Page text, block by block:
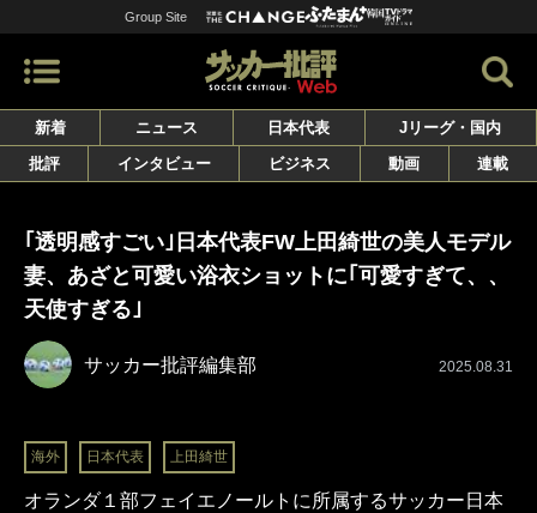
Group Site
新着 ニュース 日本代表
Jリーグ・国内
批評
インタビュー ビジネス 動画 連載
｢透明感すごい｣日本代表FW上田綺世の美人モデル
妻、あざと可愛い浴衣ショットに｢可愛すぎて、、
天使すぎる｣
サッカー批評編集部 2025.08.31
海外 日本代表 上田綺世
オランダ１部フェイエノールトに所属するサッカー日本